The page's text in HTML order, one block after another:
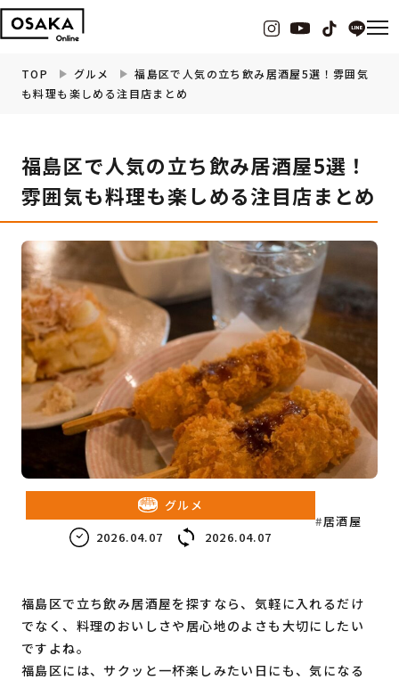
観光・お出かけ
イベント
ビューティー
フィットネス
暮らし
教育・子育て
ビジネス
TOP グルメ
福島区で人気の立ち飲み居酒屋5選！雰囲気
も料理も楽しめる注目店まとめ
福島区で人気の立ち飲み居酒屋5選！
雰囲気も料理も楽しめる注目店まとめ
グルメ
2026.04.07
2026.04.07
居酒屋
福島区で立ち飲み居酒屋を探すなら、気軽に入れるだけ
でなく、料理のおいしさや居心地のよさも大切にしたい
ですよね。
福島区には、サクッと一杯楽しみたい日にも、気になる